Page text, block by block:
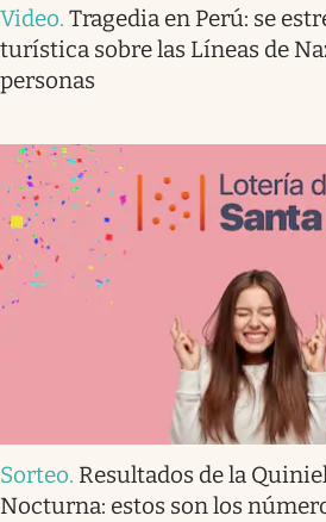
Video. Tragedia en Perú: se
turística sobre las Líneas de
personas
Sorteo. Resultados de la
Nocturna: estos son los